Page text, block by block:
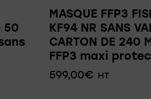
50
MASQUE FFP3
KF94 NR SANS
CARTON DE 240
FFP3 maxi
599,00€ HT